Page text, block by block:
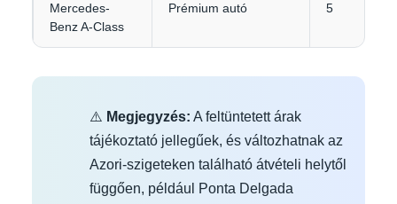
Mercedes-
Benz A-Class
Prémium autó 5
⚠️ Megjegyzés: A feltüntetett árak
tájékoztató jellegűek, és változhatnak az
Azori-szigeteken található átvételi helytől
függően, például Ponta Delgada